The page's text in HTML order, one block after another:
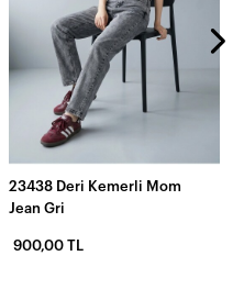
23438 Deri Kemerli Mom
Jean Gri
900,00 TL